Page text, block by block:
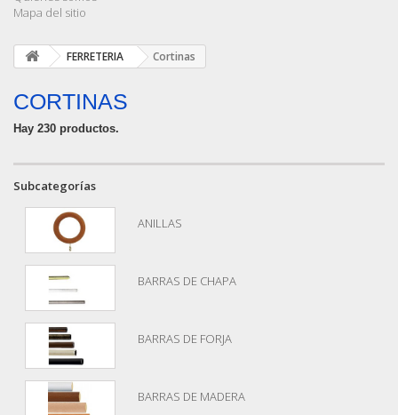
Mapa del sitio
FERRETERIA Cortinas
CORTINAS
Hay 230 productos.
Subcategorías
ANILLAS
BARRAS DE CHAPA
BARRAS DE FORJA
BARRAS DE MADERA